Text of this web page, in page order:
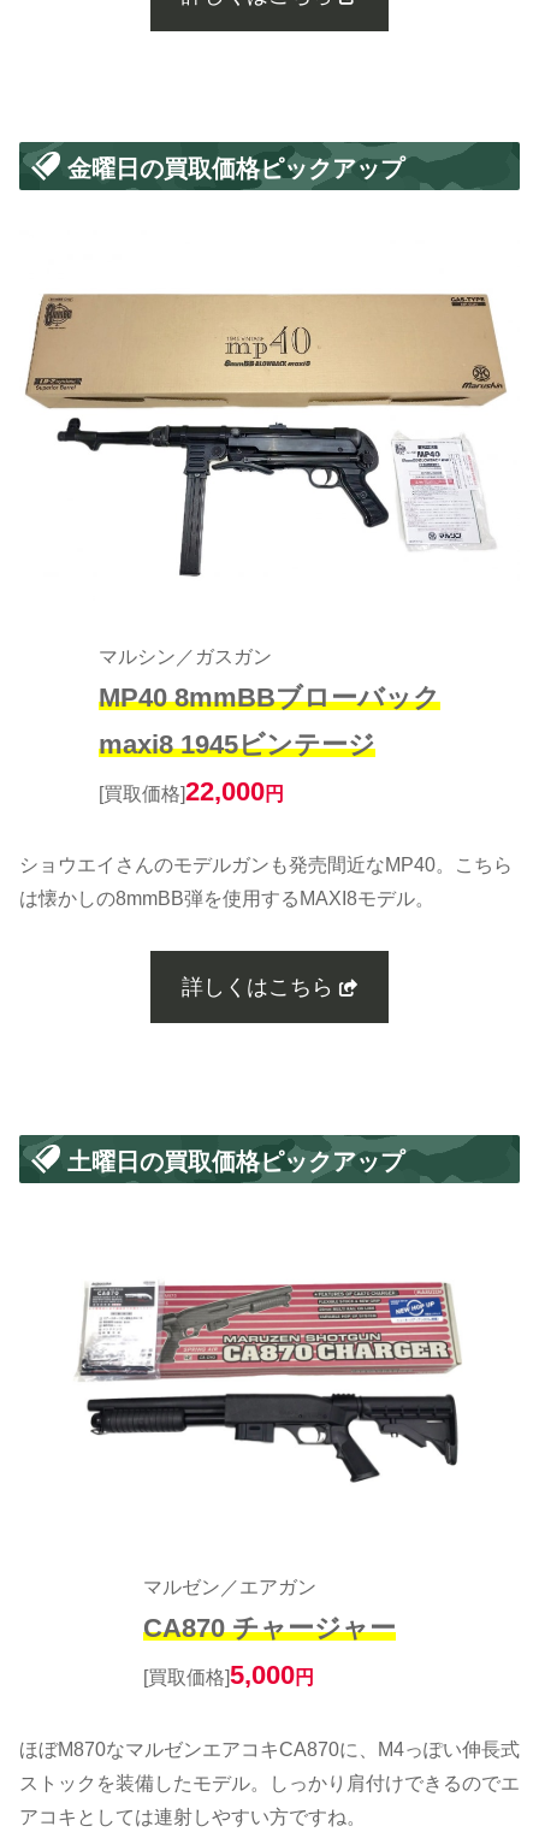
金曜日の買取価格ピックアップ
マルシン／ガスガン
MP40 8mmBBブローバック
maxi8 1945ビンテージ
[買取価格]22,000円
ショウエイさんのモデルガンも発売間近なMP40。こちら
は懐かしの8mmBB弾を使用するMAXI8モデル。
詳しくはこちら
土曜日の買取価格ピックアップ
マルゼン／エアガン
CA870 チャージャー
[買取価格]5,000円
ほぼM870なマルゼンエアコキCA870に、M4っぽい伸長式
ストックを装備したモデル。しっかり肩付けできるのでエ
アコキとしては連射しやすい方ですね。